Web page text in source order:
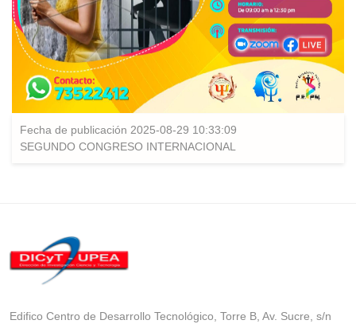
Fecha de publicación 2025-08-29 10:33:09
SEGUNDO CONGRESO INTERNACIONAL
Edifico Centro de Desarrollo Tecnológico, Torre B, Av. Sucre, s/n